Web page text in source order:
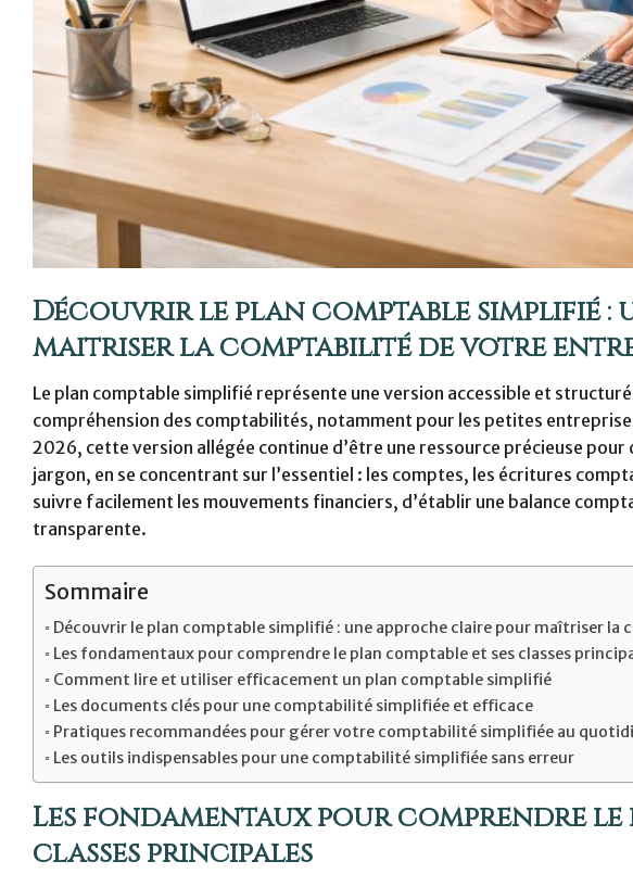
Découvrir le plan comptable simplifié :
maîtriser la comptabilité de votre
Le plan comptable simplifié représente une version accessible et
compréhension des comptabilités, notamment pour les petites
2026, cette version allégée continue d’être une ressource précieuse
jargon, en se concentrant sur l’essentiel : les comptes, les écritures
suivre facilement les mouvements financiers, d’établir une balance
transparente.
Sommaire
Découvrir le plan comptable simplifié : une approche claire pour maîtriser
Les fondamentaux pour comprendre le plan comptable et ses classes
Comment lire et utiliser efficacement un plan comptable simplifié
Les documents clés pour une comptabilité simplifiée et efficace
Pratiques recommandées pour gérer votre comptabilité simplifiée au
Les outils indispensables pour une comptabilité simplifiée sans erreur
Les fondamentaux pour comprendre le
classes principales